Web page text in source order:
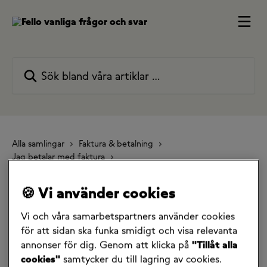
Alla samlingar
Faktura & betalning
Jag betalar med faktura
Kan jag betala via autogiro
för en annan person?
12 augusti 2025
🍪 Vi använder cookies
Vi och våra samarbetspartners använder cookies
för att sidan ska funka smidigt och visa relevanta
annonser för dig. Genom att klicka på"Tillåt alla
cookies" samtycker du till lagring av cookies.